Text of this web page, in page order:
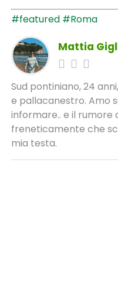
#featured #Roma
Mattia
Sud pontiniano, 24
e pallacanestro. Amo
informare.. e il rumore
freneticamente che
mia testa.